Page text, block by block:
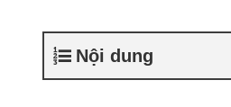
Nội dung